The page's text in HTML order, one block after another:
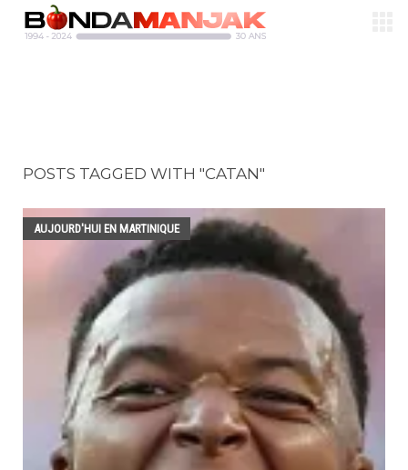
POSTS TAGGED WITH "CATAN"
AUJOURD'HUI EN MARTINIQUE